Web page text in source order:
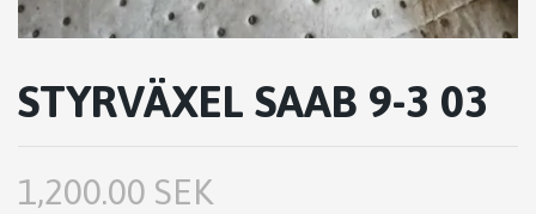
STYRVÄXEL SAAB 9-3 03
1,200.00 SEK